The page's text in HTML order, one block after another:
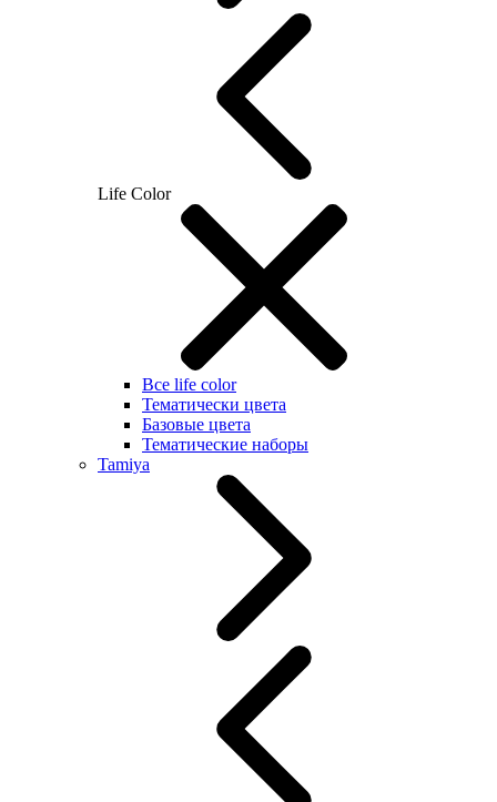
Life Color
Все life color
Тематически цвета
Базовые цвета
Тематические наборы
Tamiya